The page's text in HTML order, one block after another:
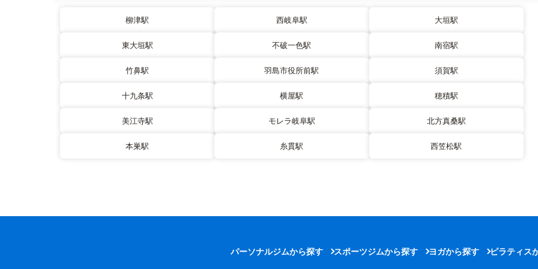
柳津駅 西岐阜駅 大垣駅
東大垣駅 不破一色駅 南宿駅
竹鼻駅 羽島市役所前駅 須賀駅
十九条駅 横屋駅 穂積駅
美江寺駅 モレラ岐阜駅 北方真桑駅
本巣駅 糸貫駅 西笠松駅
パーソナルジムから探す スポーツジムから探す ヨガから探す ピラティス